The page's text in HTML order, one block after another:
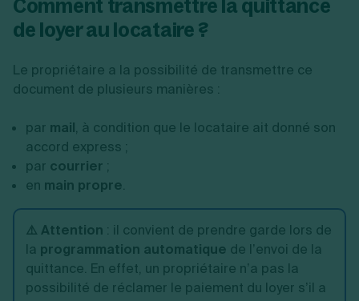
Comment transmettre la quittance
de loyer au locataire ?
Le propriétaire a la possibilité de transmettre ce
document de plusieurs manières :
par mail, à condition que le locataire ait donné son
accord express ;
par courrier ;
en main propre.
⚠️ Attention : il convient de prendre garde lors de
la programmation automatique de l’envoi de la
quittance. En effet, un propriétaire n’a pas la
possibilité de réclamer le paiement du loyer s’il a